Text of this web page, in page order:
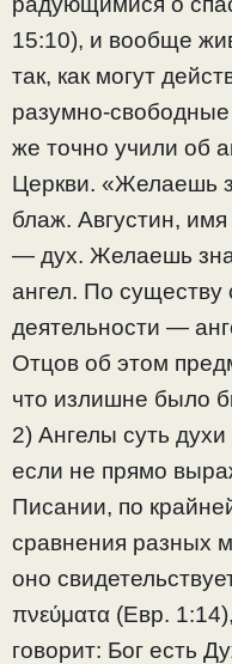
15:10), и вообще
так, как могут
разумно-
же точно учили об
Церкви. «Желаешь
блаж. Августин,
— дух. Желаешь
ангел. По
деятельности —
Отцов об этом
что излишне было
2) Ангелы суть
если не прямо
Писании, по
сравнения разных
оно
πνεύματα (Евр.
говорит: Бог есть